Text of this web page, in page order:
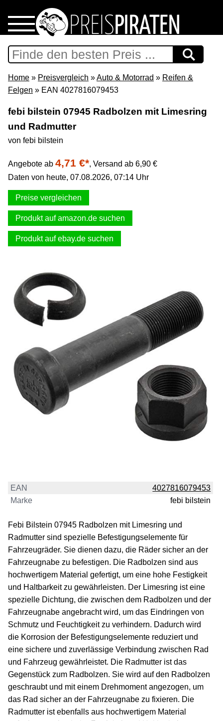
Home
Download
Support & Newsletter
Presse
Datenschutz
Impressum
Home » Preisvergleich »Auto & Motorrad » Reifen &
Felgen » EAN 4027816079453
febi bilstein 07945 Radbolzen mit Limesring
und Radmutter
von febi bilstein
Angebote ab 4,71 €*, Versand ab 6,90 €
Daten von heute, 07.08.2026, 07:14 Uhr
Preise vergleichen
Produkt auf amazon.de suchen
Produkt auf ebay.de suchen
EAN
4027816079453
Marke
febi bilstein
Febi Bilstein 07945 Radbolzen mit Limesring und
Radmutter sind spezielle Befestigungselemente für
Fahrzeugräder. Sie dienen dazu, die Räder sicher an der
Fahrzeugnabe zu befestigen. Die Radbolzen sind aus
hochwertigem Material gefertigt, um eine hohe Festigkeit
und Haltbarkeit zu gewährleisten. Der Limesring ist eine
spezielle Dichtung, die zwischen dem Radbolzen und der
Fahrzeugnabe angebracht wird, um das Eindringen von
Schmutz und Feuchtigkeit zu verhindern. Dadurch wird
die Korrosion der Befestigungselemente reduziert und
eine sichere und zuverlässige Verbindung zwischen Rad
und Fahrzeug gewährleistet. Die Radmutter ist das
Gegenstück zum Radbolzen. Sie wird auf den Radbolzen
geschraubt und mit einem Drehmoment angezogen, um
das Rad sicher an der Fahrzeugnabe zu fixieren. Die
Radmutter ist ebenfalls aus hochwertigem Material